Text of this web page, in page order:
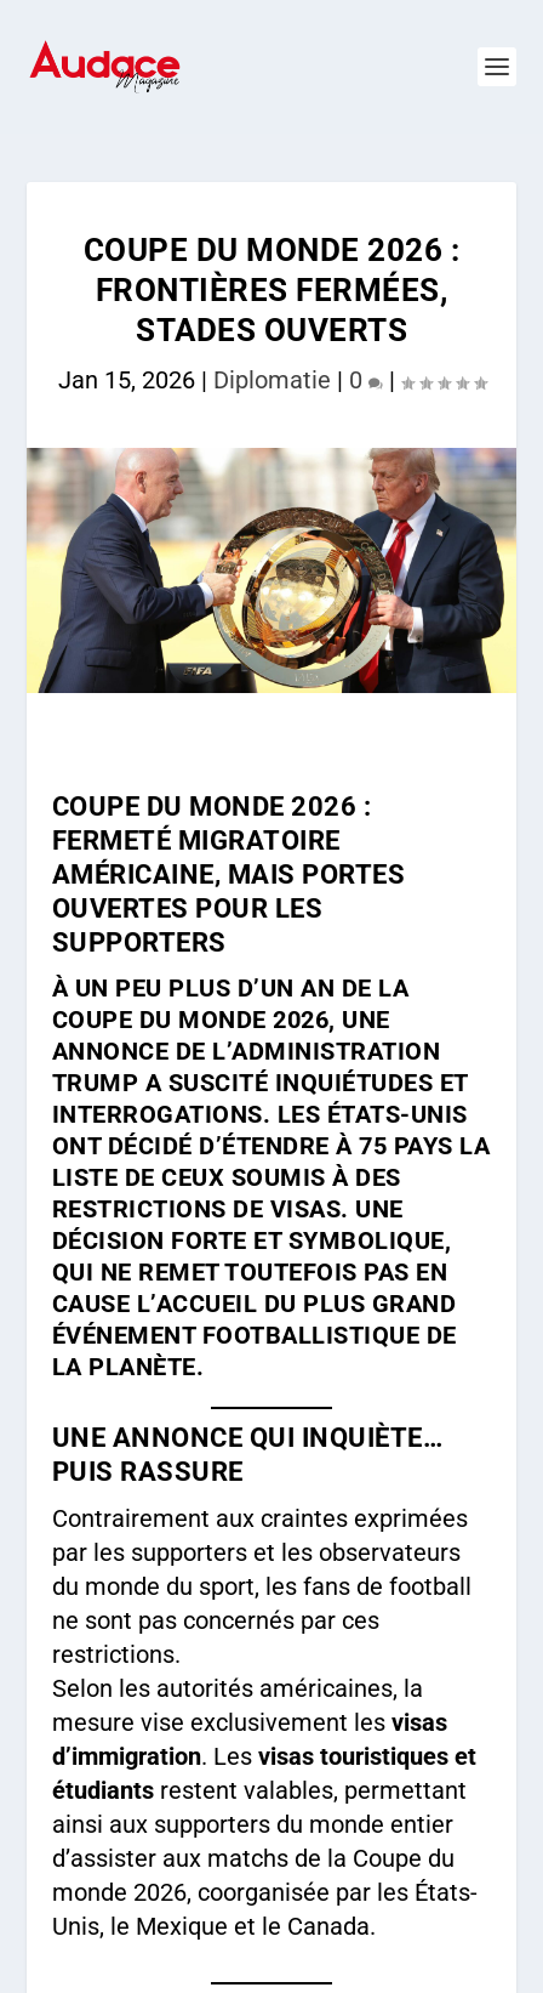
COUPE DU MONDE 2026 :
FRONTIÈRES FERMÉES,
STADES OUVERTS
Jan 15, 2026| Diplomatie | 0 |
COUPE DU MONDE 2026 :
FERMETÉ MIGRATOIRE
AMÉRICAINE, MAIS PORTES
OUVERTES POUR LES
SUPPORTERS
À UN PEU PLUS D’UN AN DE LA
COUPE DU MONDE 2026, UNE
ANNONCE DE L’ADMINISTRATION
TRUMP A SUSCITÉ INQUIÉTUDES ET
INTERROGATIONS. LES ÉTATS-UNIS
ONT DÉCIDÉ D’ÉTENDRE À 75 PAYS LA
LISTE DE CEUX SOUMIS À DES
RESTRICTIONS DE VISAS. UNE
DÉCISION FORTE ET SYMBOLIQUE,
QUI NE REMET TOUTEFOIS PAS EN
CAUSE L’ACCUEIL DU PLUS GRAND
ÉVÉNEMENT FOOTBALLISTIQUE DE
LA PLANÈTE.
UNE ANNONCE QUI INQUIÈTE…
PUIS RASSURE
Contrairement aux craintes exprimées
par les supporters et les observateurs
du monde du sport, les fans de football
ne sont pas concernés par ces
restrictions.
Selon les autorités américaines, la
mesure vise exclusivement les visas
d’immigration. Les visas touristiques et
étudiantsrestent valables, permettant
ainsi aux supporters du monde entier
d’assister aux matchs de la Coupe du
monde 2026, coorganisée par les États-
Unis, le Mexique et le Canada.